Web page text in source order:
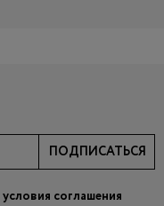
ПОДПИСАТЬСЯ
условия соглашения